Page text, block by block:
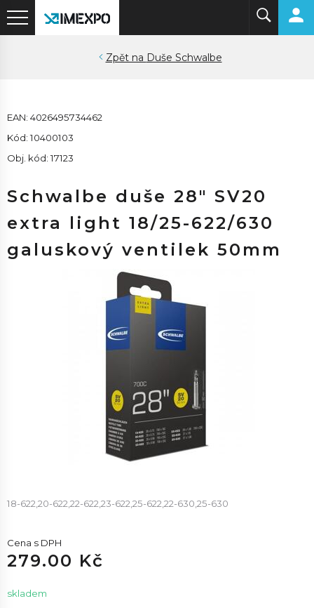
Duše Schwalbe
EAN: 4026495734462
Kód: 10400103
Obj. kód: 17123
Schwalbe duše 28" SV20
extra light 18/25-622/630
galuskový ventilek 50mm
18-622,20-622,22-622,23-622,25-622,22-630,25-630
Cena s DPH
279.00 Kč
skladem